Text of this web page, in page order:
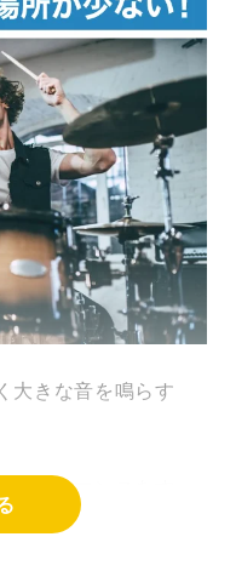
大きな音を鳴らす
フォーマンスをす
いい！